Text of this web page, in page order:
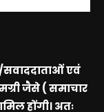
सवाददाताओं एवं
जैसे ( समाचार
होंगी। अतः